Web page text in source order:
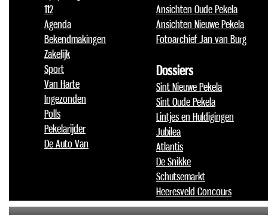
112
Agenda
Bekendmakingen
Zakelijk
Sport
Van Harte
Ingezonden
Polls
Pekelarijder
De Auto Van
Ansichten Oude Pekela
Ansichten Nieuwe Pekela
Fotoarchief Jan van Burg
Dossiers
Sint Nieuwe Pekela
Sint Oude Pekela
Lintjes en Huldigingen
Jubilea
Atlantis
De Snikke
Schutsemarkt
Heeresveld Concours